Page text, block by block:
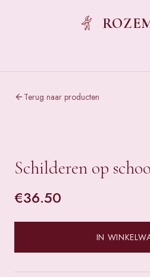
Terug naar producten
Schilderen op
€36.50
IN